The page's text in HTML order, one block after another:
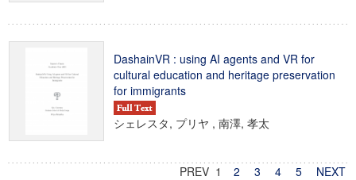
DashainVR : using AI agents and VR for
cultural education and heritage preservation
for immigrants
シェレスタ, プリヤ , 南澤, 孝太
PREV 1 2 3 4 5 NEXT